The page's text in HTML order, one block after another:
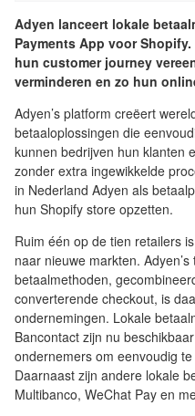
Adyen lanceert lokale
Payments App voor
hun customer journey
verminderen en zo hun
Adyen’s platform creëert
betaaloplossingen die
kunnen bedrijven hun klanten
zonder extra ingewikkelde
in Nederland Adyen als
hun Shopify store opzetten.
Ruim één op de tien retailers
naar nieuwe markten.
betaalmethoden,
converterende checkout, is
ondernemingen. Lokale
Bancontact zijn nu
ondernemers om eenvoudig
Daarnaast zijn andere lokale
Multibanco, WeChat Pay en